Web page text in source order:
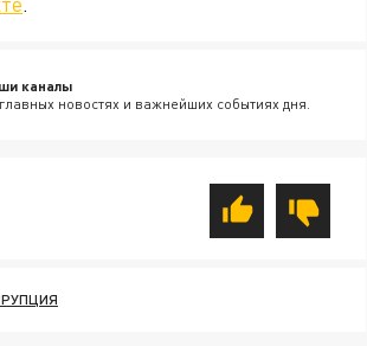
каналы
новостях и важнейших событиях дня.